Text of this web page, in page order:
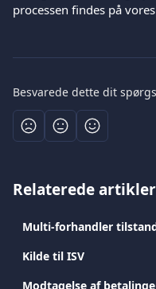
processen findes på
Besvarede dette dit
Relaterede artikler
Multi-forhandler
Kilde til ISV
Modtagelse af